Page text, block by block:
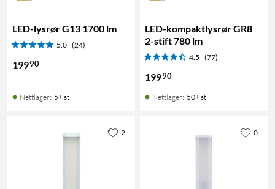
LED-lysrør G13 1700 lm
5.0 (24)
19990
Nettlager: 5+ st
LED-kompaktlysrør GR8
2-stift 780 lm
4.5 (77)
19990
Nettlager: 50+ st
2 0